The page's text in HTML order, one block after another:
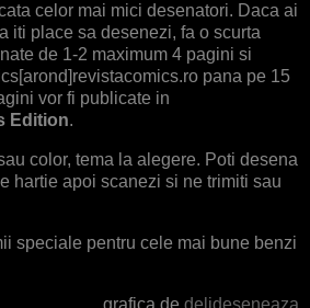
celor mai mici desenatori. Daca ai
iti place sa desenezi, fa o scurta
de 1-2 maximum 4 pagini si
pana pe 15
vor fi publicate in
Edition.
color, tema la alegere. Poti desena
hartie apoi scanezi si ne trimiti sau
speciale pentru cele mai bune benzi
grafica de delideseneaza